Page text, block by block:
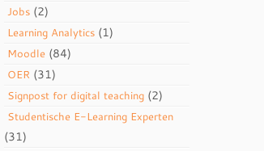
Jobs (2)
Learning Analytics (1)
Moodle (84)
OER (31)
Signpost for digital teaching (2)
Studentische E-Learning Experten
(31)